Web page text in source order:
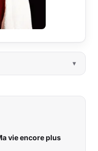
vie encore plus